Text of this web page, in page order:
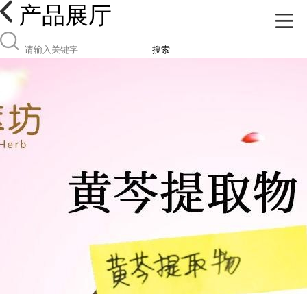
产品展厅
搜索